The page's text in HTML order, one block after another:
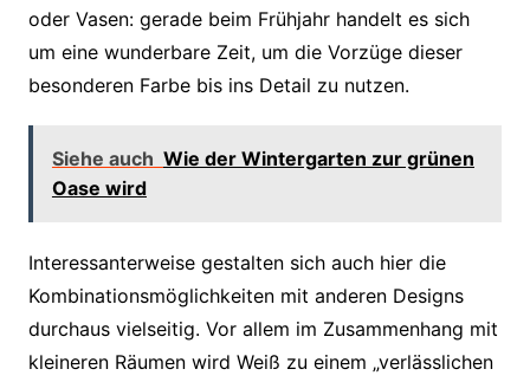
oder Vasen: gerade beim Frühjahr handelt es sich
um eine wunderbare Zeit, um die Vorzüge dieser
besonderen Farbe bis ins Detail zu nutzen.
Siehe auch Wie der Wintergarten zur grünen
Oase wird
Interessanterweise gestalten sich auch hier die
Kombinationsmöglichkeiten mit anderen Designs
durchaus vielseitig. Vor allem im Zusammenhang mit
kleineren Räumen wird Weiß zu einem „verlässlichen